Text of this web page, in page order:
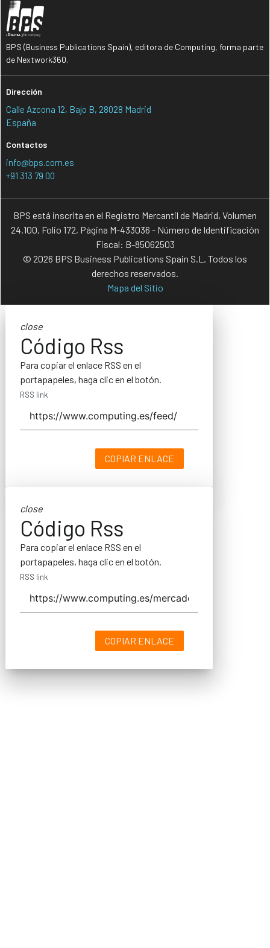
BPS (Business Publications Spain), editora de Computing, forma parte
de Nextwork360.
Dirección
Calle Azcona 12, Bajo B, 28028 Madrid
España
Contactos
info@bps.com.es
+91 313 79 00
BPS está inscrita en el Registro Mercantil de Madrid, Volumen
24.100, Folio 172, Página M-433036 - Número de Identificación
Fiscal: B-85062503
© 2026 BPS Business Publications Spain S.L. Todos los
derechos reservados.
Mapa del Sitio
close
Código Rss
Para copiar el enlace RSS en el
portapapeles, haga clic en el botón.
RSS link
COPIAR ENLACE
close
Código Rss
Para copiar el enlace RSS en el
portapapeles, haga clic en el botón.
RSS link
COPIAR ENLACE